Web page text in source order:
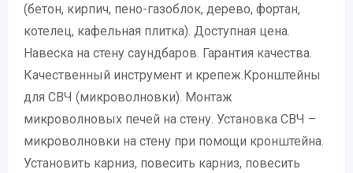
(бетон, кирпич, пено-газоблок, дерево, фортан,
котелец, кафельная плитка). Доступная цена.
Навеска на стену саундбаров. Гарантия качества.
Качественный инструмент и крепеж.Кронштейны
для СВЧ (микроволновки). Монтаж
микроволновых печей на стену. Установка СВЧ –
микроволновки на стену при помощи кронштейна.
Установить карниз, повесить карниз, повесить